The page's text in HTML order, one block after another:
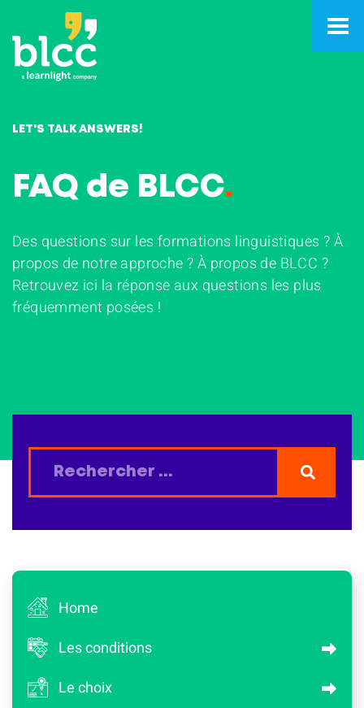
LET'S TALK ANSWERS!
FAQ de BLCC.
Des questions sur les formations linguistiques ? À
propos de notre approche ? À propos de BLCC ?
Retrouvez ici la réponse aux questions les plus
fréquemment posées !
Home
Les conditions
Le choix